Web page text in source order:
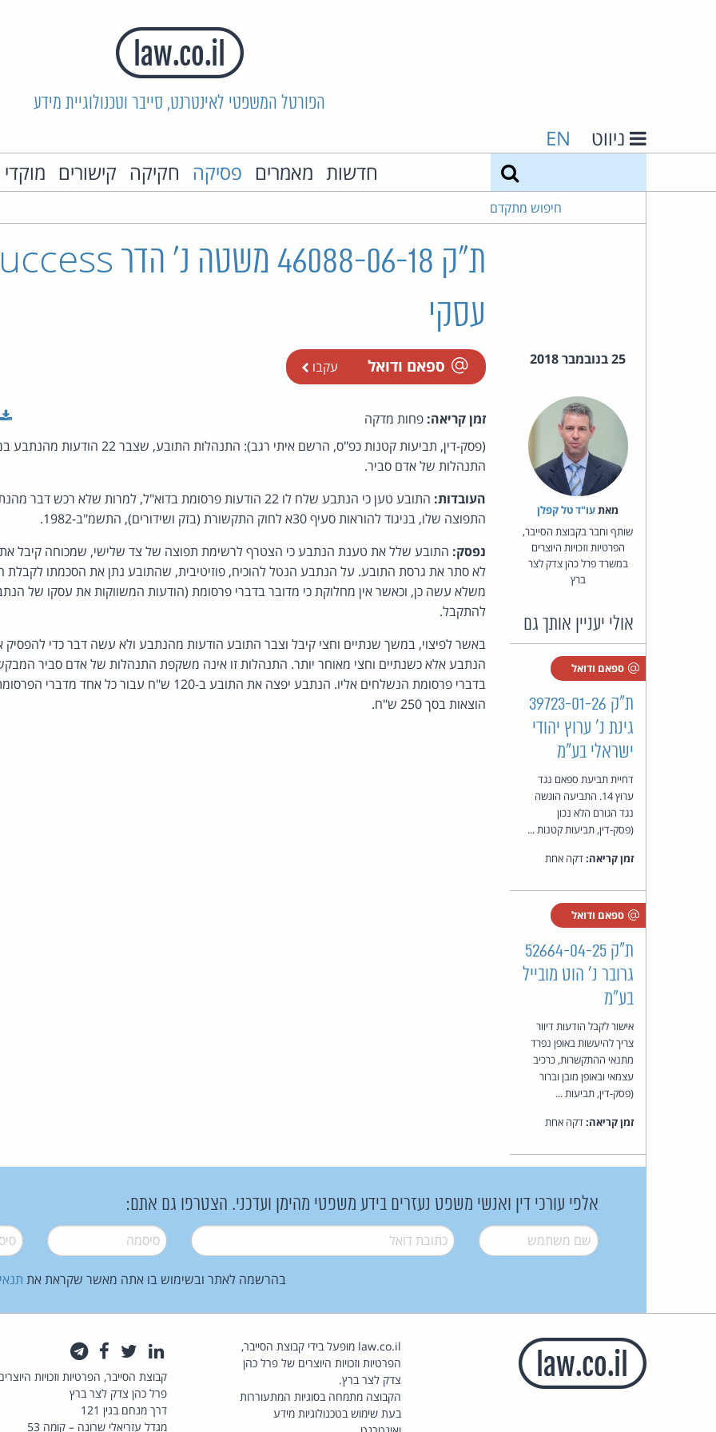
הפורטל המשפטי לאינטרנט, סייבר וטכנולוגיית מידע
ניווט EN
חדשות מאמרים פסיקה חקיקה קישורים
חיפוש מתקדם
עסקי
25 בנובמבר 2018 ספאם ודואל עקבו
מאת‏עו"ד טל קפלן
שותף וחבר בקבוצת הסייבר,
הפרטיות וזכויות היוצרים
במשרד פרל כהן צדק לצר
ברץ
אולי יעניין אותך גם
ספאם ודואל
ת"ק 39723-01-26
גינת נ' ערוץ יהודי
ישראלי בע"מ
דחיית תביעת ספאם נגד
ערוץ 14. התביעה הוגשה
נגד הגורם הלא נכון
(פסק-דין, תביעות קטנות ...
זמן קריאה:דקה אחת
ספאם ודואל
ת"ק 52664-04-25
גרובר נ' הוט מובייל
בע"מ
אישור לקבל הודעות דיוור
צריך להיעשות באופן נפרד
מתנאי ההתקשרות, כרכיב
עצמאי ובאופן מובן וברור
(פסק-דין, תביעות ...
זמן קריאה:דקה אחת
זמן קריאה: פחות מדקה
(פסק-דין, תביעות קטנות כפ"ס, הרשם איתי רגב):
התנהלות של אדם סביר.
העובדות:
התובע טען כי הנתבע שלח לו 22 הודעות פרסומת בדוא"ל, למרות שלא
התפוצה שלו, בניגוד להוראות סעיף 30א לחוק התקשורת (בזק ושידורים), התשמ"ב-1982.
נפסק: התובע שלל את טענת הנתבע כי הצטרף לרשימת תפוצה של צד שלישי, שמכוחה קיבל
לא סתר את גרסת התובע. על הנתבע הנטל להוכיח, פוזיטיבית, שהתובע נתן את הסכמתו לקבלת
משלא עשה כן, וכאשר אין מחלוקת כי מדובר בדברי פרסומת (הודעות המשווקות את עסקו של
להתקבל.
באשר לפיצוי, במשך שנתיים וחצי קיבל וצבר התובע הודעות מהנתבע ולא עשה דבר כדי
הנתבע אלא כשנתיים וחצי מאוחר יותר. התנהלות זו אינה משקפת התנהלות של אדם סביר
הוצאות בסך 250 ש"ח.
אלפי עורכי דין ואנשי משפט נעזרים בידע משפטי מהימן ועדכני. הצטרפו גם אתם:
שם משתמש* דואל* סיסמה*
בהרשמה לאתר ובשימוש בו אתה מאשר שקראת את
law.co.il מופעל בידי קבוצת הסייבר,
הפרטיות וזכויות היוצרים של פרל כהן
צדק לצר ברץ.
הקבוצה מתמחה בסוגיות המתעוררות
בעת שימוש בטכנולוגיות מידע
לינקדאין
טוויטרפייסבוק
קבוצת הסייבר, הפרטיות וזכויות
פרל כהן צדק לצר ברץ
דרך מנחם בגין 121
מגדל עזריאלי שרונה – קומה 53